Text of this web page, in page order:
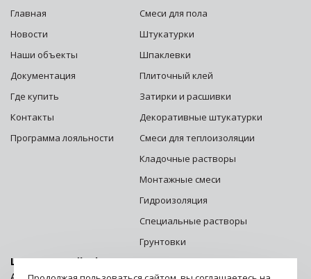
Главная
Новости
Наши объекты
Документация
Где купить
Контакты
Программа лояльности
Смеси для пола
Штукатурки
Шпаклевки
Плиточный клей
Затирки и расшивки
Декоративные штукатурки
Смеси для теплоизоляции
Кладочные растворы
Монтажные смеси
Гидроизоляция
Специальные растворы
Грунтовки
Центральный офис г. Москва: